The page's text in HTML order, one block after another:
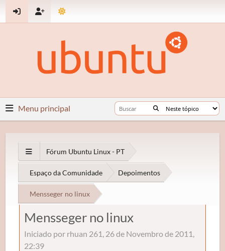
Menu principal
Fórum Ubuntu Linux - PT
Espaço da Comunidade Depoimentos
Mensseger no linux
Mensseger no linux
Iniciado por rhuan 261, 26 de Novembro de 2011,
22:39